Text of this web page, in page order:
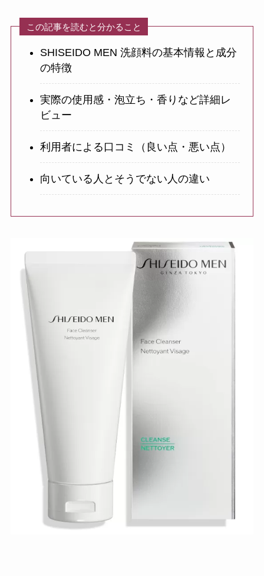
この記事を読むと分かること
SHISEIDO MEN 洗顔料の基本情報と成分
の特徴
実際の使用感・泡立ち・香りなど詳細レ
ビュー
利用者による口コミ（良い点・悪い点）
向いている人とそうでない人の違い